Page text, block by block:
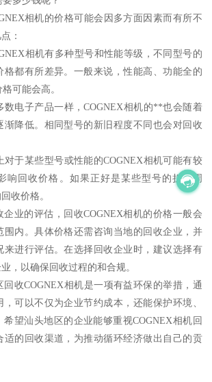
相机的价格可能会因多方面因素而有所不
：
相机有多种型号和性能等级，不同型号的
格都有所差异。一般来说，性能高、功能全的
可能会高。
数电子产品一样，COGNEX相机的**也会随着
渐降低。相同型号的新旧程度不同也会对回收
对于某些型号或性能的COGNEX相机可能有较
响回收价格。如果正好是某些型号的折旧周
收价格。
业的评估，回收COGNEX相机的价格一般会
围内。具体价格还需咨询当地的回收企业，并
来进行评估。在选择回收企业时，建议选择有
，以确保回收过程的和合规。
收COGNEX相机是一项有益环保的举措，通
可以不仅为企业节约成本，还能保护环境、
望汕头地区的企业能够重视COGNEX相机回
适的回收渠道，为推动循环经济做出自己的贡